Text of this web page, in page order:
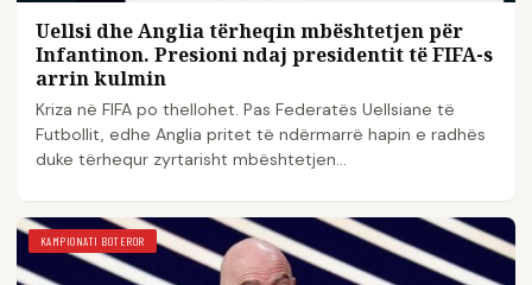
Uellsi dhe Anglia tërheqin mbështetjen për
Infantinon. Presioni ndaj presidentit të FIFA-s
arrin kulmin
Kriza në FIFA po thellohet. Pas Federatës Uellsiane të
Futbollit, edhe Anglia pritet të ndërmarrë hapin e radhës
duke tërhequr zyrtarisht mbështetjen…
KAMPIONATI BOTEROR